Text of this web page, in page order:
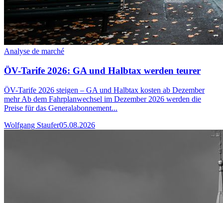
Analyse de marché
ÖV-Tarife 2026: GA und Halbtax werden teurer
ÖV-Tarife 2026 steigen – GA und Halbtax kosten ab Dezember
mehr Ab dem Fahrplanwechsel im Dezember 2026 werden die
Preise für das Generalabonnement...
Wolfgang Staufer05.08.2026